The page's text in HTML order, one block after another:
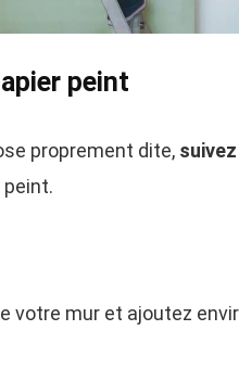
peint
proprement dite,
votre mur et ajoutez